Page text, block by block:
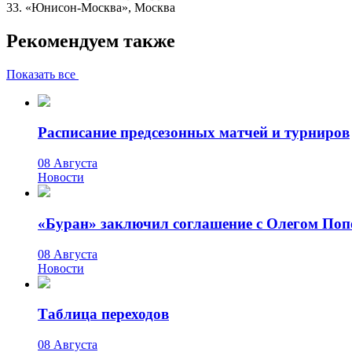
33. «Юнисон-Москва», Москва
Рекомендуем также
Показать все
Расписание предсезонных матчей и турниров
08 Августа
Новости
«Буран» заключил соглашение с Олегом
08 Августа
Новости
Таблица переходов
08 Августа